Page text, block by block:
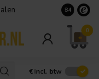
8.4
0
€ Incl. btw